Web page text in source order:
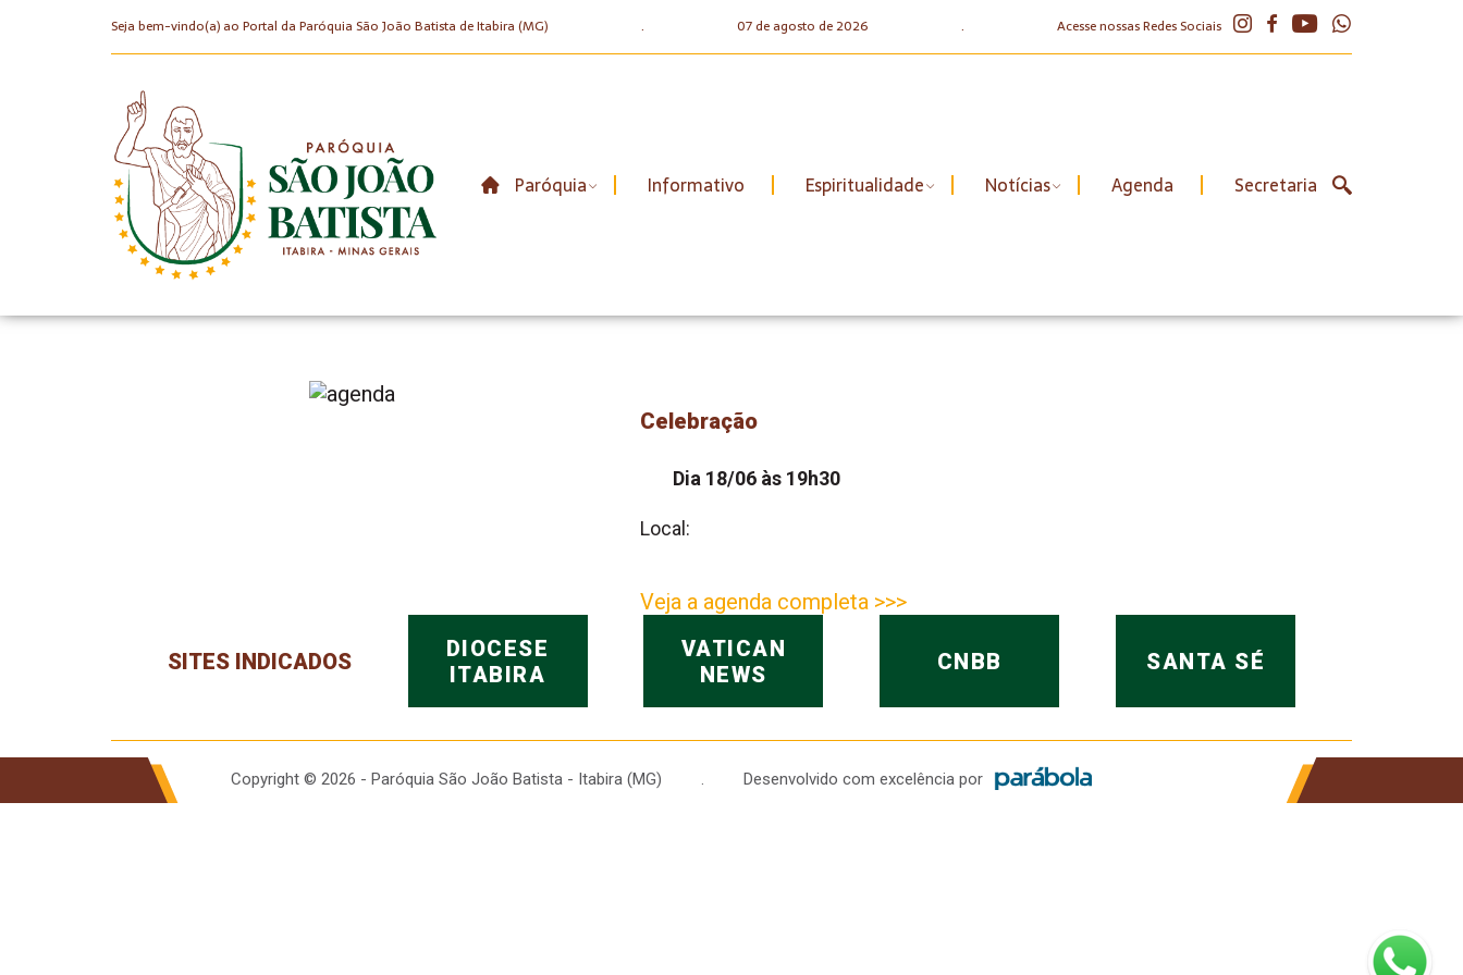
Seja bem-vindo(a) ao Portal da Paróquia São João Batista de Itabira (MG) . 07 de agosto de 2026 . Acesse nossas Redes Sociais
Paróquia Informativo Espiritualidade Notícias Agenda Secretaria
Celebração
Dia 18/06 às 19h30
Local:
Veja a agenda completa >>>
SITES INDICADOS
DIOCESE
ITABIRA
VATICAN
NEWS
CNBB SANTA SÉ
Copyright © 2026 - Paróquia São João Batista - Itabira (MG) . Desenvolvido com excelência por